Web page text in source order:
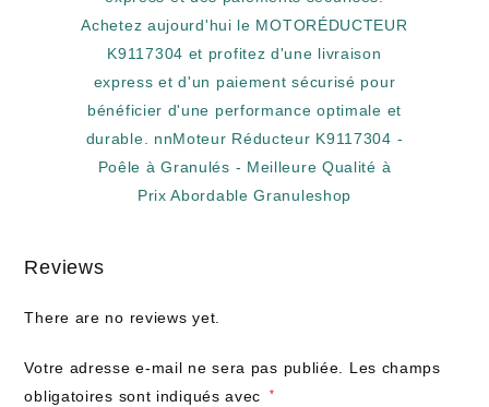
Reviews
There are no reviews yet.
Votre adresse e-mail ne sera pas publiée. Les champs
obligatoires sont indiqués avec
*